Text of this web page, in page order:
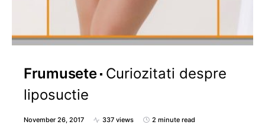
Frumusete Curiozitati despre
liposuctie
November 26, 2017 337 views 2 minute read